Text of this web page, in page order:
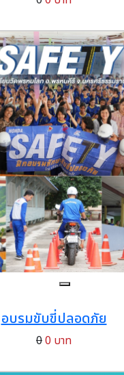
อบรมขับขี่ปลอดภัย
00 บาท